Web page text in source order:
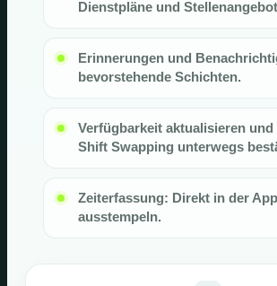
Dienstpläne und
Erinnerungen und
bevorstehende Schichten.
Verfügbarkeit aktualisieren
Shift Swapping unterwegs
Zeiterfassung: Direkt in der
ausstempeln.